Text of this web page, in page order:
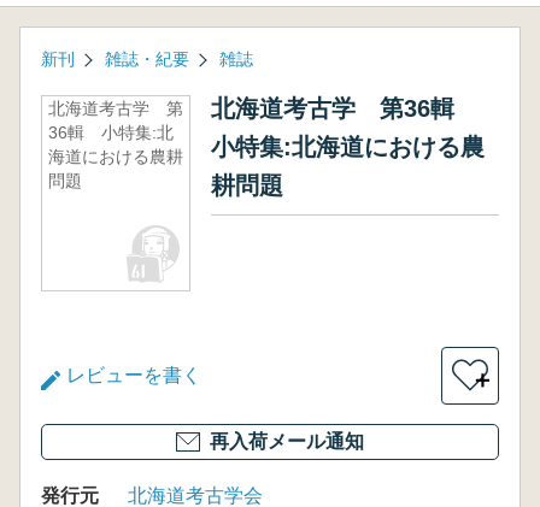
新刊 雑誌・紀要 雑誌
北海道考古学 第
36輯 小特集:北
海道における農耕
問題
北海道考古学 第36輯
小特集:北海道における農
耕問題
レビューを書く ＋
再入荷メール通知
発行元
北海道考古学会